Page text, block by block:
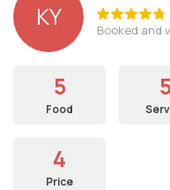
KY Booked and
5
Food
5
4
Price